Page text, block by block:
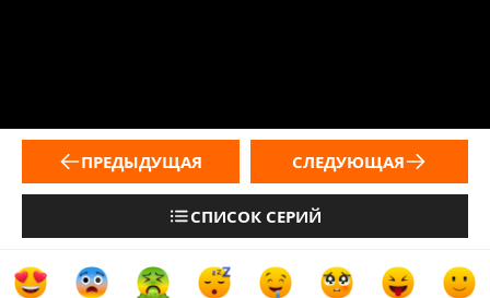
ПРЕДЫДУЩАЯ
СПИСОК СЕРИЙ
СЛЕДУЮЩАЯ